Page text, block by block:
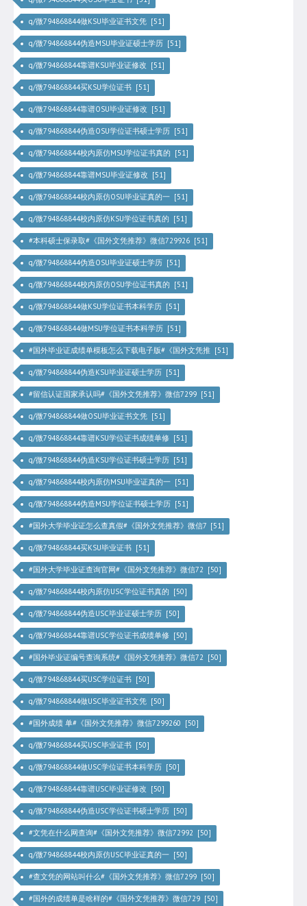
q/微794868844做KSU毕业证书文凭 [51]
q/微794868844伪造MSU毕业证硕士学历 [51]
q/微794868844靠谱KSU毕业证修改 [51]
q/微794868844买KSU学位证书 [51]
q/微794868844靠谱OSU毕业证修改 [51]
q/微794868844伪造OSU学位证书硕士学历 [51]
q/微794868844校内原仿MSU学位证书真的 [51]
q/微794868844靠谱MSU毕业证修改 [51]
q/微794868844校内原仿OSU毕业证真的一 [51]
q/微794868844校内原仿KSU学位证书真的 [51]
#本科硕士保录取#《国外文凭推荐》微信729926 [51]
q/微794868844伪造OSU毕业证硕士学历 [51]
q/微794868844校内原仿OSU学位证书真的 [51]
q/微794868844做KSU学位证书本科学历 [51]
q/微794868844做MSU学位证书本科学历 [51]
#国外毕业证成绩单模板怎么下载电子版#《国外文凭推 [51]
q/微794868844伪造KSU毕业证硕士学历 [51]
#留信认证国家承认吗#《国外文凭推荐》微信7299 [51]
q/微794868844做OSU毕业证书文凭 [51]
q/微794868844靠谱KSU学位证书成绩单修 [51]
q/微794868844伪造KSU学位证书硕士学历 [51]
q/微794868844校内原仿MSU毕业证真的一 [51]
q/微794868844伪造MSU学位证书硕士学历 [51]
#国外大学毕业证怎么查真假#《国外文凭推荐》微信7 [51]
q/微794868844买KSU毕业证书 [51]
#国外大学毕业证查询官网#《国外文凭推荐》微信72 [50]
q/微794868844校内原仿USC学位证书真的 [50]
q/微794868844伪造USC毕业证硕士学历 [50]
q/微794868844靠谱USC学位证书成绩单修 [50]
#国外毕业证编号查询系统#《国外文凭推荐》微信72 [50]
q/微794868844买USC学位证书 [50]
q/微794868844做USC毕业证书文凭 [50]
#国外成绩 单#《国外文凭推荐》微信7299260 [50]
q/微794868844买USC毕业证书 [50]
q/微794868844做USC学位证书本科学历 [50]
q/微794868844靠谱USC毕业证修改 [50]
q/微794868844伪造USC学位证书硕士学历 [50]
#文凭在什么网查询#《国外文凭推荐》微信72992 [50]
q/微794868844校内原仿USC毕业证真的一 [50]
#查文凭的网站叫什么#《国外文凭推荐》微信7299 [50]
#国外的成绩单是啥样的#《国外文凭推荐》微信729 [50]